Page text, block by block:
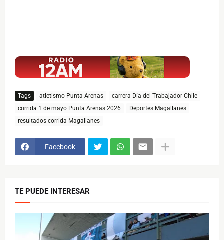
Tags atletismo Punta Arenas
carrera Día del Trabajador Chile
corrida 1 de mayo Punta Arenas 2026
Deportes Magallanes
resultados corrida Magallanes
Facebook
TE PUEDE INTERESAR